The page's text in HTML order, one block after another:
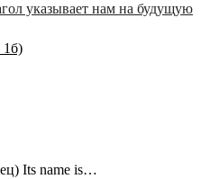
указывает нам на будущую
1б)
Its name is…